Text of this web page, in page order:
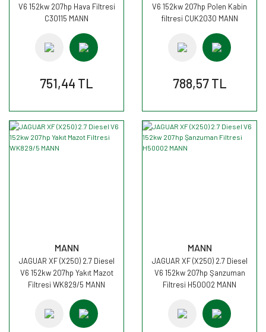
V6 152kw 207hp Hava Filtresi
C30115 MANN
751,44 TL
V6 152kw 207hp Polen Kabin
filtresi CUK2030 MANN
788,57 TL
MANN
JAGUAR XF (X250) 2.7 Diesel
V6 152kw 207hp Yakıt Mazot
Filtresi WK829/5 MANN
MANN
JAGUAR XF (X250) 2.7 Diesel
V6 152kw 207hp Şanzuman
Filtresi H50002 MANN